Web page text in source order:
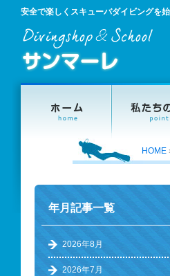
安全で楽しくスキューバダイビングを
HOME
年月記事一覧
2026年8月
2026年7月